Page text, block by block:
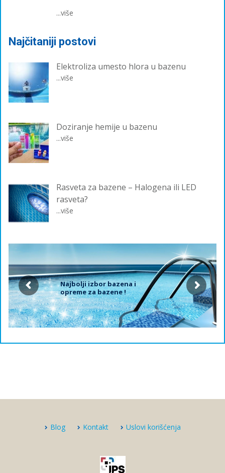
...više
Najčitaniji postovi
Elektroliza umesto hlora u bazenu
...više
Doziranje hemije u bazenu
...više
Rasveta za bazene – Halogena ili LED
rasveta?
...više
Najbolji izbor bazena i
opreme za bazene !
Blog Kontakt Uslovi korišćenja